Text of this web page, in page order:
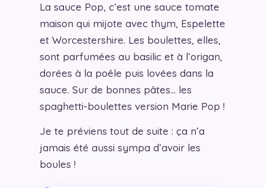
La sauce Pop, c’est une sauce tomate
maison qui mijote avec thym, Espelette
et Worcestershire. Les boulettes, elles,
sont parfumées au basilic et à l’origan,
dorées à la poêle puis lovées dans la
sauce. Sur de bonnes pâtes… les
spaghetti-boulettes version Marie Pop !
Je te préviens tout de suite : ça n’a
jamais été aussi sympa d’avoir les
boules !